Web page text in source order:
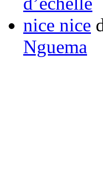
nice nice
Nguema